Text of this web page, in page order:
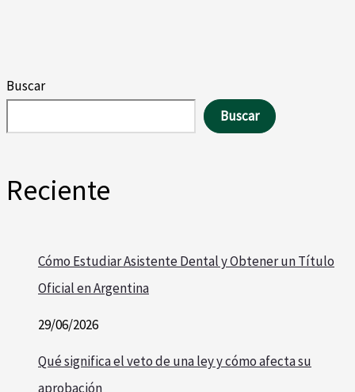
Buscar
Buscar
Reciente
Cómo Estudiar Asistente Dental y Obtener un Título
Oficial en Argentina
29/06/2026
Qué significa el veto de una ley y cómo afecta su
aprobación